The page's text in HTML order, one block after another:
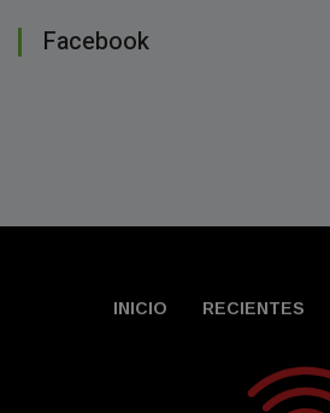
Facebook
INICIO RECIENTES